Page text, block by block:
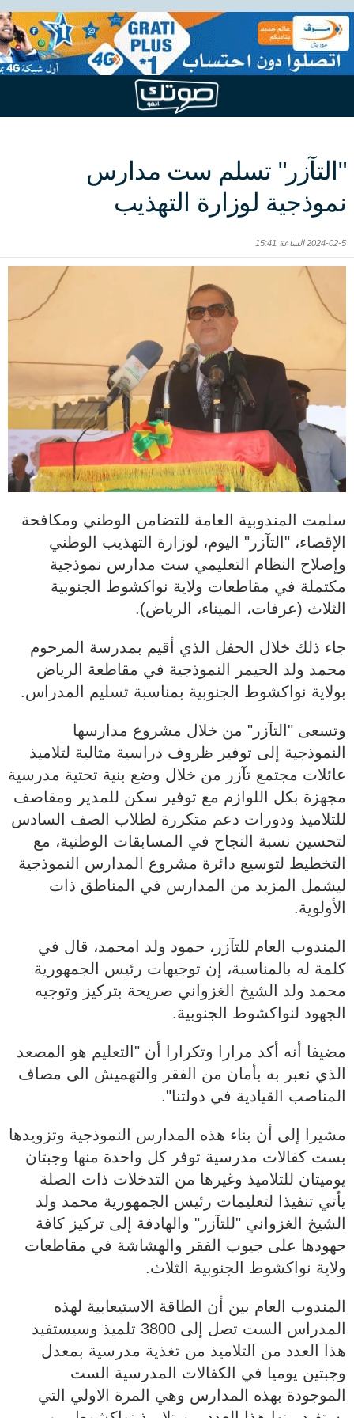
"التآزر" تسلم ست مدارس
نموذجية لوزارة التهذيب
2024-02-5 الساعة 15:41
سلمت المندوبية العامة للتضامن الوطني ومكافحة
الإقصاء، "التآزر" اليوم، لوزارة التهذيب الوطني
وإصلاح النظام التعليمي ست مدارس نموذجية
مكتملة في مقاطعات ولاية نواكشوط الجنوبية
الثلاث (عرفات، الميناء، الرياض).
جاء ذلك خلال الحفل الذي أقيم بمدرسة المرحوم
محمد ولد الحيمر النموذجية في مقاطعة الرياض
بولاية نواكشوط الجنوبية بمناسبة تسليم المدراس.
وتسعى "التآزر" من خلال مشروع مدارسها
النموذجية إلى توفير ظروف دراسية مثالية لتلاميذ
عائلات مجتمع تآزر من خلال وضع بنية تحتية مدرسية
مجهزة بكل اللوازم مع توفير سكن للمدير ومقاصف
للتلاميذ ودورات دعم متكررة لطلاب الصف السادس
لتحسين نسبة النجاح في المسابقات الوطنية، مع
التخطيط لتوسيع دائرة مشروع المدارس النموذجية
ليشمل المزيد من المدارس في المناطق ذات
الأولوية.
المندوب العام للتآزر، حمود ولد امحمد، قال في
كلمة له بالمناسبة، إن توجيهات رئيس الجمهورية
محمد ولد الشيخ الغزواني صريحة بتركيز وتوجيه
الجهود لنواكشوط الجنوبية.
مضيفا أنه أكد مرارا وتكرارا أن "التعليم هو المصعد
الذي نعبر به بأمان من الفقر والتهميش الى مصاف
المناصب القيادية في دولتنا".
مشيرا إلى أن بناء هذه المدارس النموذجية وتزويدها
بست كفالات مدرسية توفر كل واحدة منها وجبتان
يوميتان للتلاميذ وغيرها من التدخلات ذات الصلة
يأتي تنفيذا لتعليمات رئيس الجمهورية محمد ولد
الشيخ الغزواني "للتآزر" والهادفة إلى تركيز كافة
جهودها على جيوب الفقر والهشاشة في مقاطعات
ولاية نواكشوط الجنوبية الثلاث.
المندوب العام بين أن الطاقة الاستيعابية لهذه
المدراس الست تصل إلى 3800 تلميذ وسيستفيد
هذا العدد من التلاميذ من تغذية مدرسية بمعدل
وجبتين يوميا في الكفالات المدرسية الست
الموجودة بهذه المدارس وهي المرة الاولي التي